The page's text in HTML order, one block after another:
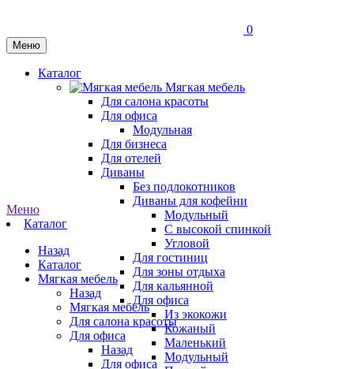
0
Меню
Каталог
Мягкая мебель
Для салона красоты
Для офиса
Модульная
Для бизнеса
Для отелей
Диваны
Без подлокотников
Диваны для кофейни
Модульный
С высокой спинкой
Угловой
Для гостиниц
Для зоны отдыха
Для кальянной
Для офиса
Из экокожи
Кожаный
Маленький
Модульный
Меню
Каталог
Назад
Каталог
Мягкая мебель
Назад
Мягкая мебель
Для салона красоты
Для офиса
Назад
Для офиса